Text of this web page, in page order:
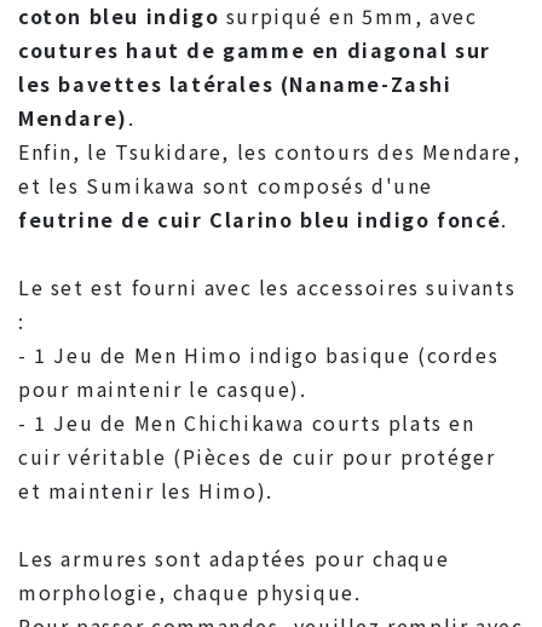
coton bleu indigo surpiqué en 5mm, avec
coutures haut de gamme en diagonal sur
les bavettes latérales (Naname-Zashi
Mendare).
Enfin, le Tsukidare, les contours des Mendare,
et les Sumikawa sont composés d'une
feutrine de cuir Clarino bleu indigo foncé.
Le set est fourni avec les accessoires suivants
:
- 1 Jeu de Men Himo indigo basique (cordes
pour maintenir le casque).
- 1 Jeu de Men Chichikawa courts plats en
cuir véritable (Pièces de cuir pour protéger
et maintenir les Himo).
Les armures sont adaptées pour chaque
morphologie, chaque physique.